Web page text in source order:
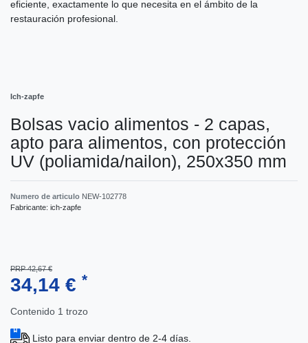
eficiente, exactamente lo que necesita en el ámbito de la
restauración profesional.
Ich-zapfe
Bolsas vacio alimentos - 2 capas,
apto para alimentos, con protección
UV (poliamida/nailon), 250x350 mm
Numero de articulo NEW-102778
Fabricante: ich-zapfe
PRP 42,67 €
34,14 € *
Contenido 1 trozo
Listo para enviar dentro de 2-4 días.